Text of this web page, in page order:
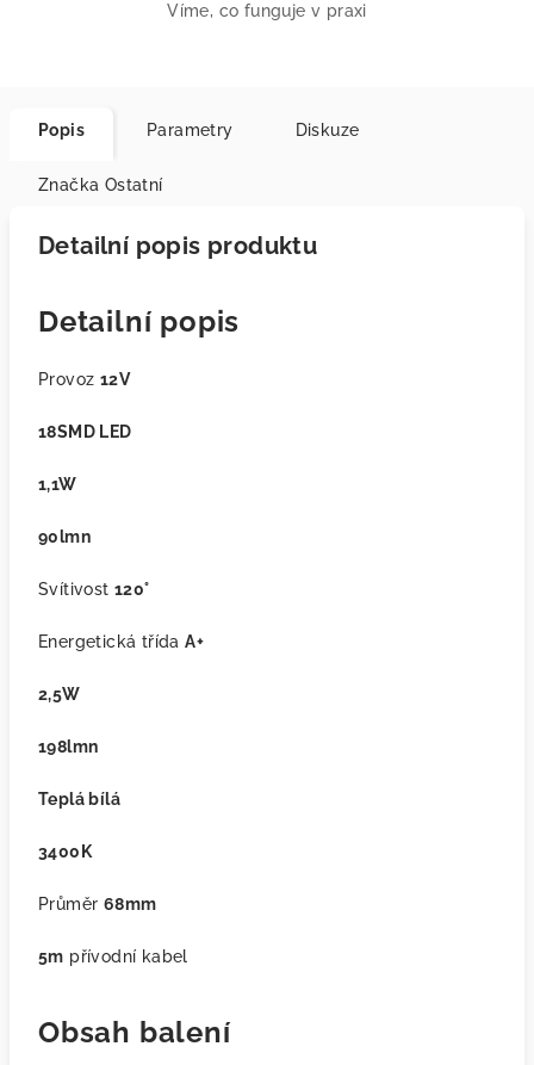
Víme, co funguje v praxi
Popis Parametry Diskuze
Značka Ostatní
Detailní popis produktu
Detailní popis
Provoz 12V
18SMD LED
1,1W
90lmn
Svítivost 120°
Energetická třídaA+
2,5W
198lmn
Teplá bílá
3400K
Průměr 68mm
5m přívodní kabel
Obsah balení